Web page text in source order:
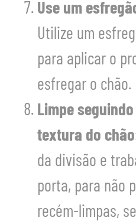
Use um
Utilize um
para aplicar o
esfregar o chão.
Limpe
textura do chão
da divisão e
porta, para não
recém-limpas,